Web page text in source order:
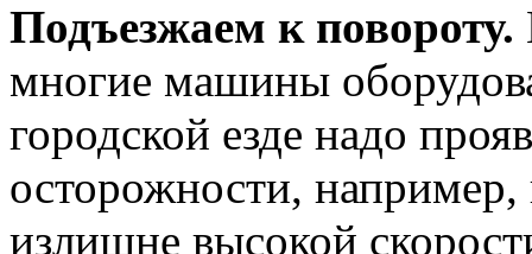
Подъезжаем к повороту.
многие машины
городской езде надо
осторожности, например,
излишне высокой